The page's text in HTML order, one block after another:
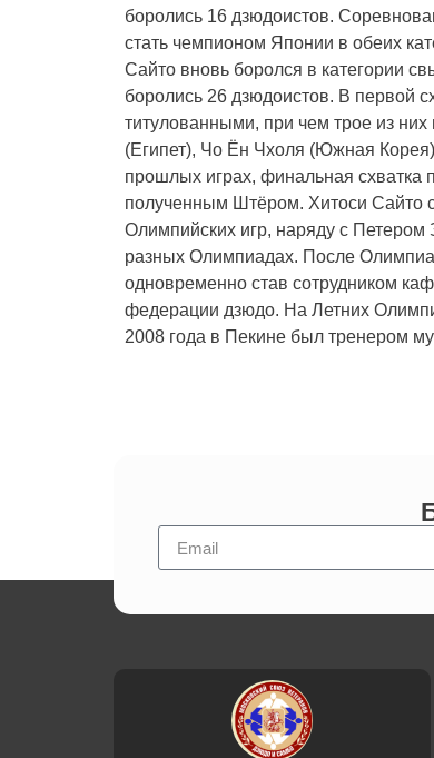
боролись 16 дзюдоистов.
стать чемпионом Японии в обеих
Сайто вновь боролся в категории
боролись 26 дзюдоистов. В первой
титулованными, при чем трое из
(Египет), Чо Ён Чхоля (Южная
прошлых играх, финальная схватка
полученным Штёром. Хитоси Сайто
Олимпийских игр, наряду с
разных Олимпиадах. После
одновременно став сотрудником
федерации дзюдо. На Летних
2008 года в Пекине был тренером